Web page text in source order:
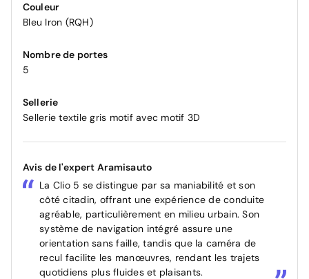
Couleur
Bleu Iron (RQH)
Nombre de portes
5
Sellerie
Sellerie textile gris motif avec motif 3D
Avis de l'expert Aramisauto
La Clio 5 se distingue par sa maniabilité et son
côté citadin, offrant une expérience de conduite
agréable, particulièrement en milieu urbain. Son
système de navigation intégré assure une
orientation sans faille, tandis que la caméra de
recul facilite les manœuvres, rendant les trajets
quotidiens plus fluides et plaisants.